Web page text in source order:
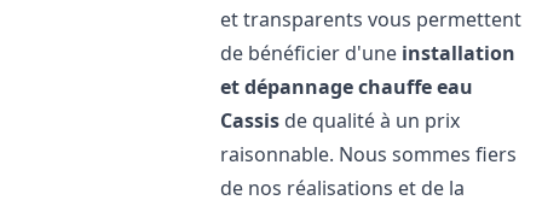
et transparents vous permettent
de bénéficier d'une installation
et dépannage chauffe eau
Cassis de qualité à un prix
raisonnable. Nous sommes fiers
de nos réalisations et de la